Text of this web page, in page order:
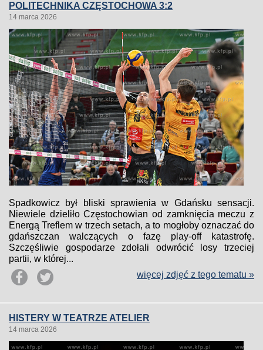
POLITECHNIKA CZĘSTOCHOWA 3:2
14 marca 2026
Spadkowicz był bliski sprawienia w Gdańsku sensacji.
Niewiele dzieliło Częstochowian od zamknięcia meczu z
Energą Treflem w trzech setach, a to mogłoby oznaczać do
gdańszczan walczących o fazę play-off katastrofę.
Szczęśliwie gospodarze zdołali odwrócić losy trzeciej
partii, w której...
więcej zdjęć z tego tematu »
HISTERY W TEATRZE ATELIER
14 marca 2026